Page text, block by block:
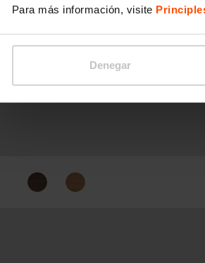
Para más información, visite
Denegar
electro-bicicletas